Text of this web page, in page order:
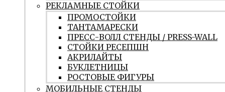
РЕКЛАМНЫЕ СТОЙКИ
ПРОМОСТОЙКИ
ТАНТАМАРЕСКИ
ПРЕСС-ВОЛЛ СТЕНДЫ / PRESS-WALL
СТОЙКИ РЕСЕПШН
АКРИЛАЙТЫ
БУКЛЕТНИЦЫ
РОСТОВЫЕ ФИГУРЫ
МОБИЛЬНЫЕ СТЕНДЫ